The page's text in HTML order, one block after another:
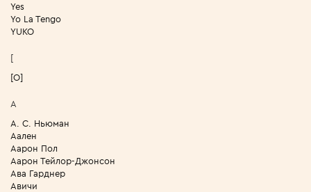
Yes
Yo La Tengo
YUKO
[
[О]
А
А. С. Ньюман
Аален
Аарон Пол
Аарон Тейлор-Джонсон
Ава Гарднер
Авичи